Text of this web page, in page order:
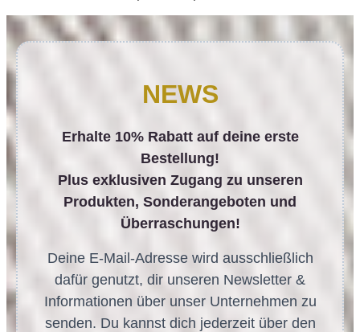
NEWS
Erhalte 10% Rabatt auf deine erste
Bestellung!
Plus exklusiven Zugang zu unseren
Produkten, Sonderangeboten und
Überraschungen!
Deine E-Mail-Adresse wird ausschließlich
dafür genutzt, dir unseren Newsletter &
Informationen über unser Unternehmen zu
senden. Du kannst dich jederzeit über den